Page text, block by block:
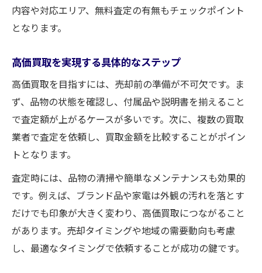
内容や対応エリア、無料査定の有無もチェックポイント
となります。
高価買取を実現する具体的なステップ
高価買取を目指すには、売却前の準備が不可欠です。ま
ず、品物の状態を確認し、付属品や説明書を揃えること
で査定額が上がるケースが多いです。次に、複数の買取
業者で査定を依頼し、買取金額を比較することがポイン
トとなります。
査定時には、品物の清掃や簡単なメンテナンスも効果的
です。例えば、ブランド品や家電は外観の汚れを落とす
だけでも印象が大きく変わり、高価買取につながること
があります。売却タイミングや地域の需要動向も考慮
し、最適なタイミングで依頼することが成功の鍵です。